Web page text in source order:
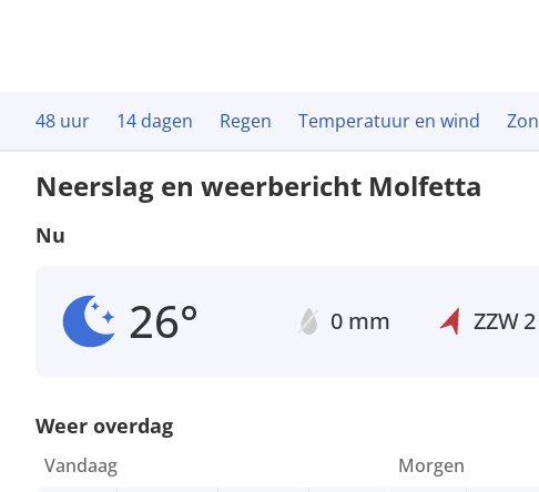
48 uur 14 dagen Regen Temperatuur en wind Zon
Neerslag en weerbericht Molfetta
Nu
26° 0 mm ZZW2
Weer overdag
Vandaag
Morgen